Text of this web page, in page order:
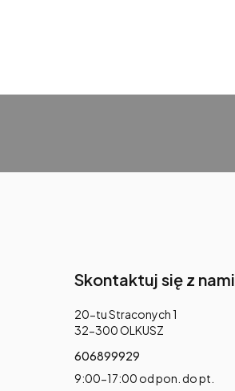
Skontaktuj się z nami
Adres:
20-tu Straconych 1
32-300 OLKUSZ
606899929
9:00-17:00 od pon. do pt.